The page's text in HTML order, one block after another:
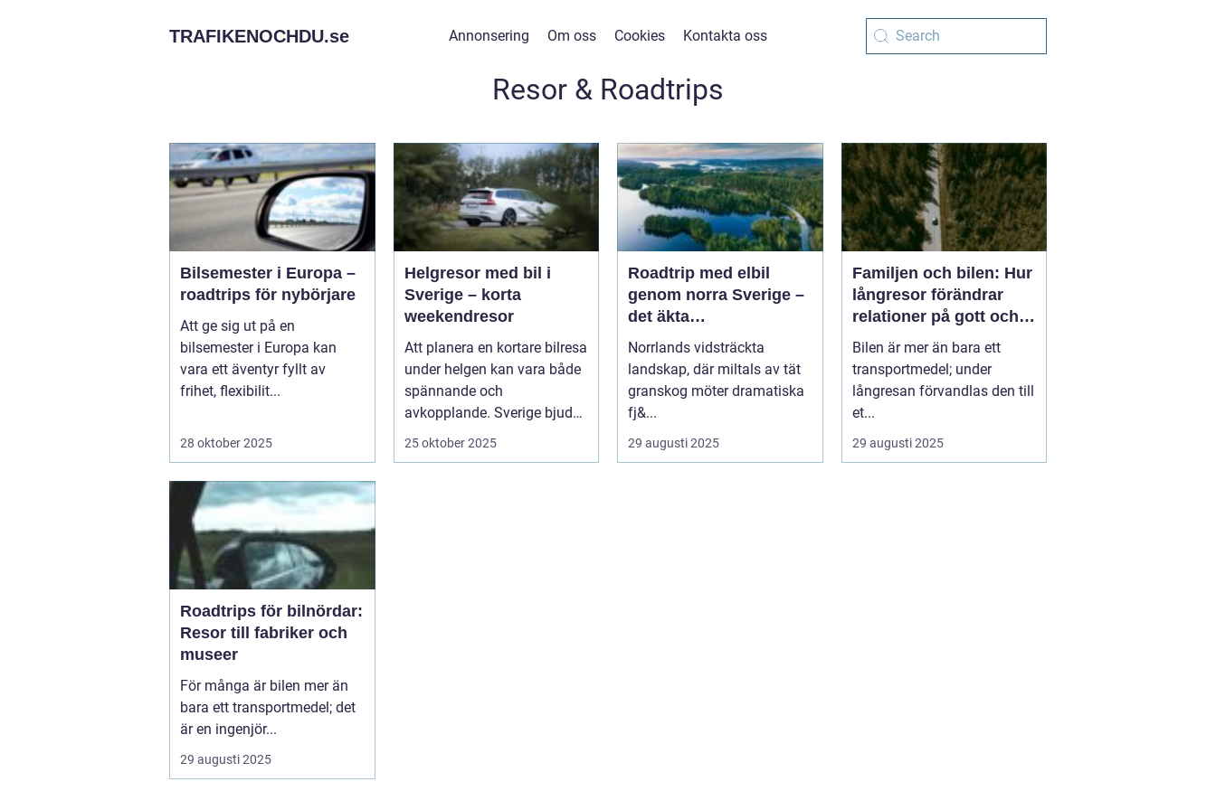
TRAFIKENOCHDU.se Annonsering Om oss Cookies Kontakta oss
Resor & Roadtrips
Bilsemester i Europa –
roadtrips för nybörjare
Att ge sig ut på en
bilsemester i Europa kan
vara ett äventyr fyllt av
frihet, flexibilit...
28 oktober 2025
Helgresor med bil i
Sverige – korta
weekendresor
Att planera en kortare bilresa
under helgen kan vara både
spännande och
avkopplande. Sverige bjuder
...
25 oktober 2025
Roadtrip med elbil
genom norra Sverige –
det äkta
räckviddstestet
Norrlands vidsträckta
landskap, där miltals av tät
granskog möter dramatiska
fj&...
29 augusti 2025
Familjen och bilen: Hur
långresor förändrar
relationer på gott och
ont
Bilen är mer än bara ett
transportmedel; under
långresan förvandlas den till
et...
29 augusti 2025
Roadtrips för bilnördar:
Resor till fabriker och
museer
För många är bilen mer än
bara ett transportmedel; det
är en ingenjör...
29 augusti 2025